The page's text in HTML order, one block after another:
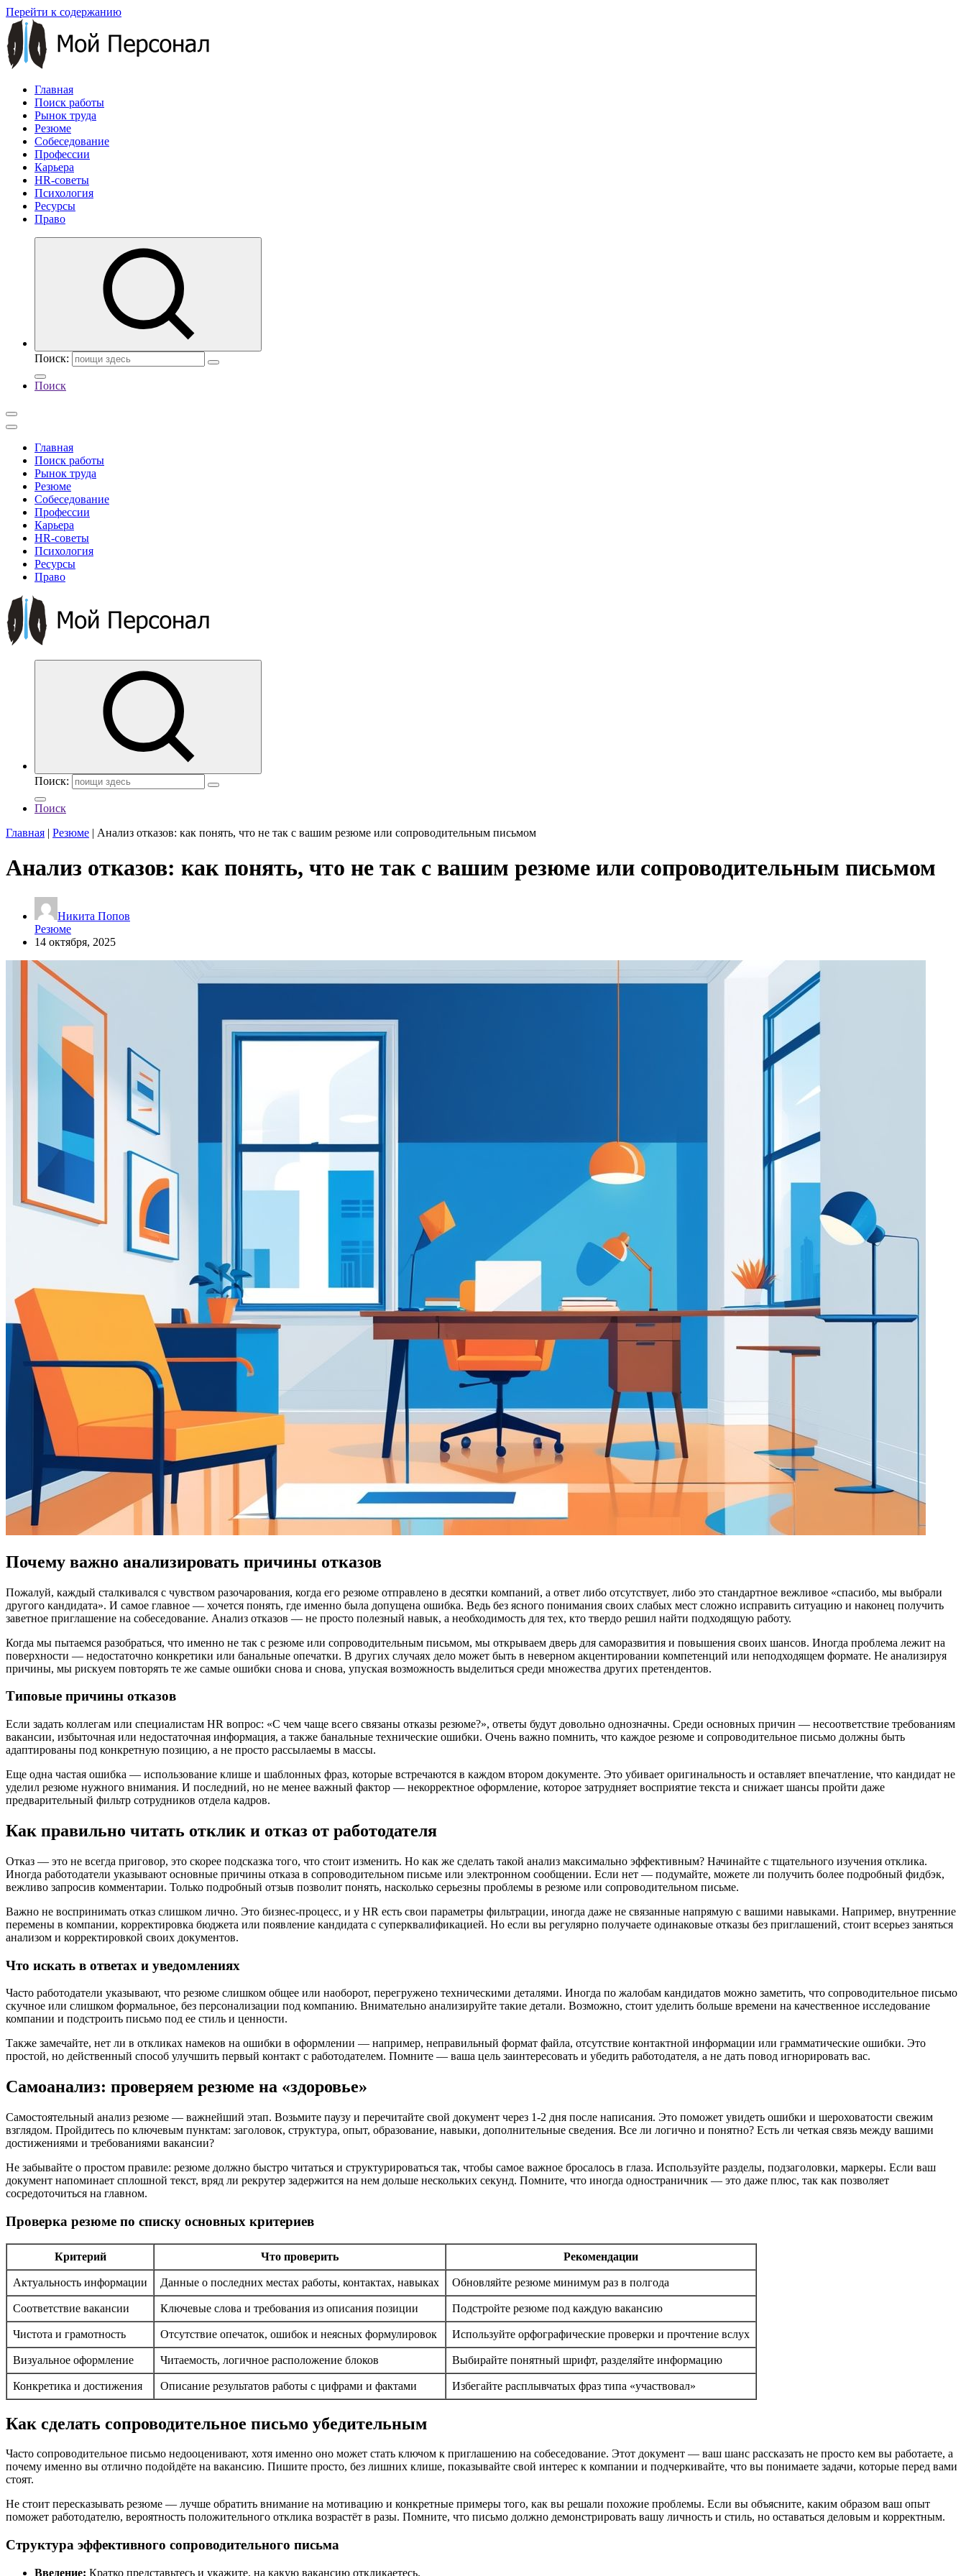
Перейти к содержанию
Главная
Поиск работы
Рынок труда
Резюме
Собеседование
Профессии
Карьера
HR-советы
Психология
Ресурсы
Право
Поиск:
Поиск
Главная
Поиск работы
Рынок труда
Резюме
Собеседование
Профессии
Карьера
HR-советы
Психология
Ресурсы
Право
Поиск:
Поиск
Главная | Резюме | Анализ отказов: как понять, что не так с вашим резюме или сопроводительным письмом
Анализ отказов: как понять, что не так с вашим резюме или сопроводительным письмом
Никита Попов
Резюме
14 октября, 2025
Почему важно анализировать причины отказов
Пожалуй, каждый сталкивался с чувством разочарования, когда его резюме отправлено в десятки компаний, а ответ либо отсутствует, либо это стандартное вежливое «спасибо, мы выбрали
другого кандидата». И самое главное — хочется понять, где именно была допущена ошибка. Ведь без ясного понимания своих слабых мест сложно исправить ситуацию и наконец получить
заветное приглашение на собеседование. Анализ отказов — не просто полезный навык, а необходимость для тех, кто твердо решил найти подходящую работу.
Когда мы пытаемся разобраться, что именно не так с резюме или сопроводительным письмом, мы открываем дверь для саморазвития и повышения своих шансов. Иногда проблема лежит на
поверхности — недостаточно конкретики или банальные опечатки. В других случаях дело может быть в неверном акцентировании компетенций или неподходящем формате. Не анализируя
причины, мы рискуем повторять те же самые ошибки снова и снова, упуская возможность выделиться среди множества других претендентов.
Типовые причины отказов
Если задать коллегам или специалистам HR вопрос: «С чем чаще всего связаны отказы резюме?», ответы будут довольно однозначны. Среди основных причин — несоответствие требованиям
вакансии, избыточная или недостаточная информация, а также банальные технические ошибки. Очень важно помнить, что каждое резюме и сопроводительное письмо должны быть
адаптированы под конкретную позицию, а не просто рассылаемы в массы.
Еще одна частая ошибка — использование клише и шаблонных фраз, которые встречаются в каждом втором документе. Это убивает оригинальность и оставляет впечатление, что кандидат не
уделил резюме нужного внимания. И последний, но не менее важный фактор — некорректное оформление, которое затрудняет восприятие текста и снижает шансы пройти даже
предварительный фильтр сотрудников отдела кадров.
Как правильно читать отклик и отказ от работодателя
Отказ — это не всегда приговор, это скорее подсказка того, что стоит изменить. Но как же сделать такой анализ максимально эффективным? Начинайте с тщательного изучения отклика.
Иногда работодатели указывают основные причины отказа в сопроводительном письме или электронном сообщении. Если нет — подумайте, можете ли получить более подробный фидбэк,
вежливо запросив комментарии. Только подробный отзыв позволит понять, насколько серьезны проблемы в резюме или сопроводительном письме.
Важно не воспринимать отказ слишком лично. Это бизнес-процесс, и у HR есть свои параметры фильтрации, иногда даже не связанные напрямую с вашими навыками. Например, внутренние
перемены в компании, корректировка бюджета или появление кандидата с суперквалификацией. Но если вы регулярно получаете одинаковые отказы без приглашений, стоит всерьез заняться
анализом и корректировкой своих документов.
Что искать в ответах и уведомлениях
Часто работодатели указывают, что резюме слишком общее или наоборот, перегружено техническими деталями. Иногда по жалобам кандидатов можно заметить, что сопроводительное письмо
скучное или слишком формальное, без персонализации под компанию. Внимательно анализируйте такие детали. Возможно, стоит уделить больше времени на качественное исследование
компании и подстроить письмо под ее стиль и ценности.
Также замечайте, нет ли в откликах намеков на ошибки в оформлении — например, неправильный формат файла, отсутствие контактной информации или грамматические ошибки. Это
простой, но действенный способ улучшить первый контакт с работодателем. Помните — ваша цель заинтересовать и убедить работодателя, а не дать повод игнорировать вас.
Самоанализ: проверяем резюме на «здоровье»
Самостоятельный анализ резюме — важнейший этап. Возьмите паузу и перечитайте свой документ через 1-2 дня после написания. Это поможет увидеть ошибки и шероховатости свежим
взглядом. Пройдитесь по ключевым пунктам: заголовок, структура, опыт, образование, навыки, дополнительные сведения. Все ли логично и понятно? Есть ли четкая связь между вашими
достижениями и требованиями вакансии?
Не забывайте о простом правиле: резюме должно быстро читаться и структурироваться так, чтобы самое важное бросалось в глаза. Используйте разделы, подзаголовки, маркеры. Если ваш
документ напоминает сплошной текст, вряд ли рекрутер задержится на нем дольше нескольких секунд. Помните, что иногда одностраничник — это даже плюс, так как позволяет
сосредоточиться на главном.
Проверка резюме по списку основных критериев
Критерий Что проверить Рекомендации
Актуальность информации Данные о последних местах работы, контактах, навыках Обновляйте резюме минимум раз в полгода
Соответствие вакансии Ключевые слова и требования из описания позиции Подстройте резюме под каждую вакансию
Чистота и грамотность Отсутствие опечаток, ошибок и неясных формулировок Используйте орфографические проверки и прочтение вслух
Визуальное оформление Читаемость, логичное расположение блоков Выбирайте понятный шрифт, разделяйте информацию
Конкретика и достижения Описание результатов работы с цифрами и фактами Избегайте расплывчатых фраз типа «участвовал»
Как сделать сопроводительное письмо убедительным
Часто сопроводительное письмо недооценивают, хотя именно оно может стать ключом к приглашению на собеседование. Этот документ — ваш шанс рассказать не просто кем вы работаете, а
почему именно вы отлично подойдёте на вакансию. Пишите просто, без лишних клише, показывайте свой интерес к компании и подчеркивайте, что вы понимаете задачи, которые перед вами
стоят.
Не стоит пересказывать резюме — лучше обратить внимание на мотивацию и конкретные примеры того, как вы решали похожие проблемы. Если вы объясните, каким образом ваш опыт
поможет работодателю, вероятность положительного отклика возрастёт в разы. Помните, что письмо должно демонстрировать вашу личность и стиль, но оставаться деловым и корректным.
Структура эффективного сопроводительного письма
Введение: Кратко представьтесь и укажите, на какую вакансию откликаетесь.